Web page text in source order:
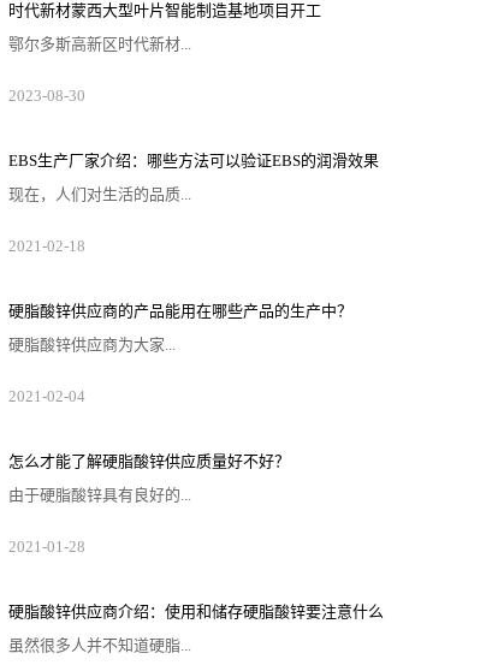
时代新材蒙西大型叶片智能制造基地项目开工
鄂尔多斯高新区时代新材...
蒙西大型叶片智能制造基地项目近日开工。项目总投资
约20亿元，将建成12条大型智能生产线。项目共分为两
上），预计2023年12月投产。二期项目计划2025年投资
建设。项目全面建成后按规划规模总配套人员约1500
人。 信息来源：鄂尔多斯高新区
2023-08-30
EBS生产厂家‍介绍：哪些方法可以验证EBS的润滑效果
现在，人们对生活的品质...
越来越高，同时也有了较好的环保保护意识，因此对“无
卤化”阻燃剂的呼声也越来越强烈，很多厂家在利用聚氯
在聚氯乙烯加工中的润滑效果呢？EBS生产厂家‍马上来
回答这个问题。1、双辊混炼聚氯乙烯的加工温度和分解
温度是很接近的，所以在加工的时候，除了需要配合使
用稳定剂之外，还需要使...
2021-02-18
硬脂酸锌供应‍商的产品能用在哪些产品的生产中？
硬脂酸锌供应‍商为大家...
提供的一种化学材料——硬脂酸锌，是一种白色而且十
分松软的粉末状物质，在生产的时候一般会将硬脂酸和
应的介绍‍，硬脂酸锌可以用在哪些产品的生产过程中。
1、塑料制品由于硬脂酸锌在塑料当中能够起到增加稳定
性的作用，所以，一些生产塑料制品的企业会通过硬脂
酸锌供应‍商采购硬脂酸锌来投入生产，在...
2021-02-04
怎么才能了解硬脂酸锌供应‍质量好不好？
由于硬脂酸锌具有良好的...
性能，在塑料产品的生产过程中使用，能够提高塑料的
加工性能，所以现在很多企业会去找硬脂酸锌供应‍商采
个方面来了解。第1.看市场评价任何一个经销商，只要
在市场上做销售，就会获得相应的市场评价，由于硬脂
酸锌的质量关系到产品的生产情况，所以在找硬脂酸锌
供应‍商采购硬脂酸锌的时候，企业可...
2021-01-28
硬脂酸锌供应‍商介绍：使用和储存硬脂酸锌要注意什么
虽然很多人并不知道硬脂...